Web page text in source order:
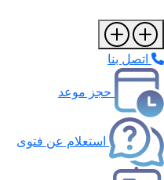
اتصل بنا
حجز موعد
استعلام عن فتوى